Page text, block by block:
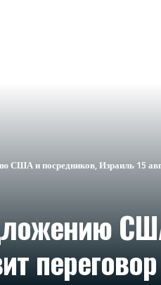
США и посредников, Израиль 15
переговор